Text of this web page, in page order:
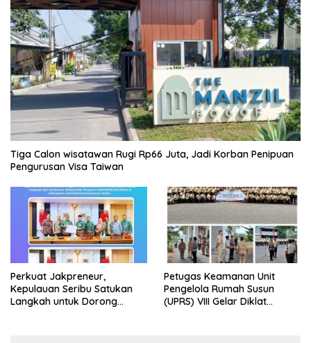
Tiga Calon wisatawan Rugi Rp66 Juta, Jadi Korban Penipuan
Pengurusan Visa Taiwan
Perkuat Jakpreneur,
Kepulauan Seribu Satukan
Langkah untuk Dorong
Petugas Keamanan Unit
Pengelola Rumah Susun
(UPRS) VIII Gelar Diklat